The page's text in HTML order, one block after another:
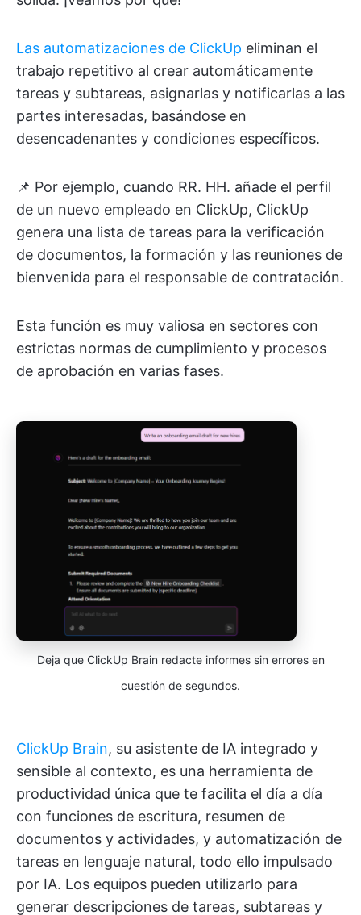
Las automatizaciones de ClickUp eliminan el
trabajo repetitivo al crear automáticamente
tareas y subtareas, asignarlas y notificarlas a las
partes interesadas, basándose en
desencadenantes y condiciones específicos.
📌 Por ejemplo, cuando RR. HH. añade el perfil
de un nuevo empleado en ClickUp, ClickUp
genera una lista de tareas para la verificación
de documentos, la formación y las reuniones de
bienvenida para el responsable de contratación.
Esta función es muy valiosa en sectores con
estrictas normas de cumplimiento y procesos
de aprobación en varias fases.
Deja que ClickUp Brain redacte informes sin errores en
cuestión de segundos.
ClickUp Brain, su asistente de IA integrado y
sensible al contexto, es una herramienta de
productividad única que te facilita el día a día
con funciones de escritura, resumen de
documentos y actividades, y automatización de
tareas en lenguaje natural, todo ello impulsado
por IA. Los equipos pueden utilizarlo para
generar descripciones de tareas, subtareas y